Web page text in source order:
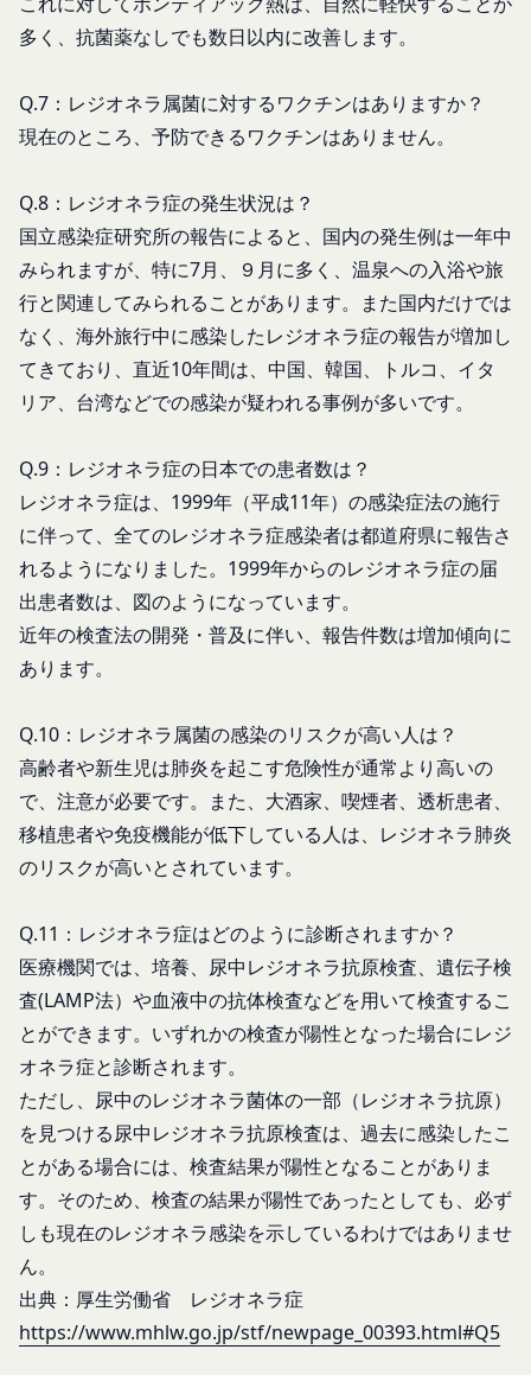
多く、抗菌薬なしでも数日以内に改善します。
Q.7：レジオネラ属菌に対するワクチンはありますか？
現在のところ、予防できるワクチンはありません。
Q.8：レジオネラ症の発生状況は？
国立感染症研究所の報告によると、国内の発生例は一年中
みられますが、特に7月、９月に多く、温泉への入浴や旅
行と関連してみられることがあります。また国内だけでは
なく、海外旅行中に感染したレジオネラ症の報告が増加し
てきており、直近10年間は、中国、韓国、トルコ、イタ
リア、台湾などでの感染が疑われる事例が多いです。
Q.9：レジオネラ症の日本での患者数は？
レジオネラ症は、1999年（平成11年）の感染症法の施行
に伴って、全てのレジオネラ症感染者は都道府県に報告さ
れるようになりました。1999年からのレジオネラ症の届
出患者数は、図のようになっています。
近年の検査法の開発・普及に伴い、報告件数は増加傾向に
あります。
Q.10：レジオネラ属菌の感染のリスクが高い人は？
高齢者や新生児は肺炎を起こす危険性が通常より高いの
で、注意が必要です。また、大酒家、喫煙者、透析患者、
移植患者や免疫機能が低下している人は、レジオネラ肺炎
のリスクが高いとされています。
Q.11：レジオネラ症はどのように診断されますか？
医療機関では、培養、尿中レジオネラ抗原検査、遺伝子検
査(LAMP法）や血液中の抗体検査などを用いて検査するこ
とができます。いずれかの検査が陽性となった場合にレジ
オネラ症と診断されます。
ただし、尿中のレジオネラ菌体の一部（レジオネラ抗原）
を見つける尿中レジオネラ抗原検査は、過去に感染したこ
とがある場合には、検査結果が陽性となることがありま
す。そのため、検査の結果が陽性であったとしても、必ず
しも現在のレジオネラ感染を示しているわけではありませ
ん。
出典：厚生労働省 レジオネラ症
https://www.mhlw.go.jp/stf/newpage_00393.html#Q5
売却または合併
組織再編、合併または譲渡に際し、当社が取得した
があります。
委託先等の管理
提供または開示する場合、当該委託先に対し、適切
な取扱いおよび保護を行わせ、第三者への開示・提
供および当社の提供目的以外の目的での利用を行わ
ないよう適切に管理および監督します。
開示・訂正等
お客様がご自身の個人情報の内容を確認、訂正また
は利用停止を希望される場合には、個人情報保護法
その他の法令により当社が義務を負う範囲におい
場合があります。
お問い合わせ
開示等のご希望、ご意見、ご質問、苦情のお申し出
その他個人情報の取り扱いに関するお問い合わせ
は、下記の窓口までお願いいたします。
メールによるお問い合わせ
営業時間内に順次回答いたします。
お問い合わせ内容によっては回答にお時間をいただ
かじめご了承いただきますようお願い致します。
「@goyoh.jp」を含むメールアドレスから受信でき
るよう、あらかじめご設定ください。
メールによるお問い合わせについて、お客さまの個
人情報保護のため、SSL通信を使用しております。
お客さまがお使いのブラウザがSSL通信非対応の場
んので、その場合にはお電話でのお問い合わせをお
願いいたします。
組織・体制
当社は、管理担当役員を利用者情報管理責任者と
し、利用者情報の適正な管理及び継続的な改善を実
施します。
免責
当社は、以下の場合には、何らの責任を負いませ
ん。
お客様ご本人が本サービスの機能又は別の手段を用
いて第三者に利用者情報を明らかにした場合
り、個人を識別し得る状態に至った場合
改善
当社は、利用者情報の取扱いに関する運用状況を適
過去に当社との契約に違反した者またはその関
係者であると当社が判断した場合
体、反社会的勢力、その他これに準ずるものを
意味します。以下同じ。）であるまたは資金提
もしくは経営に協力もしくは関与する等反社会
的勢力等との何らかの交流もしくは関係を行っ
ていると当社が判断した場合
その他会員登録が適当でないと当社が判断した
場合
第5条（登録内容の変更）
会員は、登録情報の内容の全部または一部に関して
変更が生じた場合、直ちに当社所定の方法により登
には、既に登録済みの情報に基づく処理を適正・有
効なものとすることをあらかじめ承諾します。
会員が本条第１項に定める変更手続きを行わなかっ
たことにより生じた損害について、当社は一切責任
を負いません。
第6条（IDおよびパスワードの管理）
会員は、会員登録等の際に会員本人が設定し、承
認・登録されたお客様IDおよびパスワードの利
会員は、お客様IDおよびパスワードの第三者への
譲渡、承継、名義変更、貸与、開示又は漏洩しては
ならないものとします。
会員のお客様IDおよびパスワードの使用上の過失
または第三者による不正使用等に起因する損害につ
会員のお客様IDおよびパスワードの失念に起因す
る損害について、当社は一切の責任を負わないもの
とします。
当社は、当社所定の方法により会員のお客様IDお
よびパスワードの一致を確認した場合、当該お客様
IDおよびパスワードに基づく会員が、本サービス
を利用したものとみなし、その場合の責任は全て当
該会員に帰属するものとします。
第7条（会員の退会）
会員は、当社所定の退会手続の完了により、会員登
録を抹消することができます。
第8条（禁止事項）
いずれかに該当する行為または該当するおそれのあ
る行為を行ってはならないものとします。
本規約および法令に違反する行為、犯罪に結び